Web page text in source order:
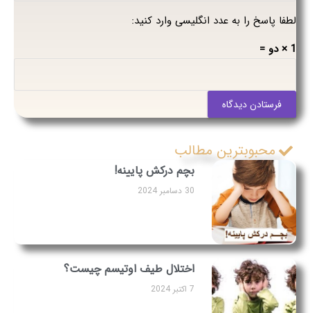
لطفا پاسخ را به عدد انگلیسی وارد کنید:
1 × دو =
فرستادن دیدگاه
محبوبترین مطالب
بچم درکش پایینه!
30 دسامبر 2024
اختلال طیف اوتیسم چیست؟
7 اکتبر 2024